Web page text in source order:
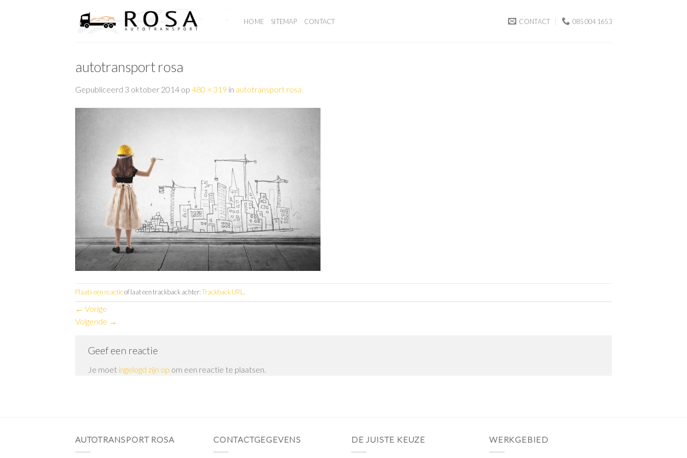
HOME SITEMAP CONTACT CONTACT 085 004 1653
autotransport rosa
Gepubliceerd 3 oktober 2014 op 480 × 319 in autotransport rosa
Plaats een reactieof laat een trackback achter:Trackback URL
← Vorige
Volgende →
Geef een reactie
Je moet ingelogd zijn op om een reactie te plaatsen.
AUTOTRANSPORT ROSA CONTACTGEGEVENS DE JUISTE KEUZE WERKGEBIED